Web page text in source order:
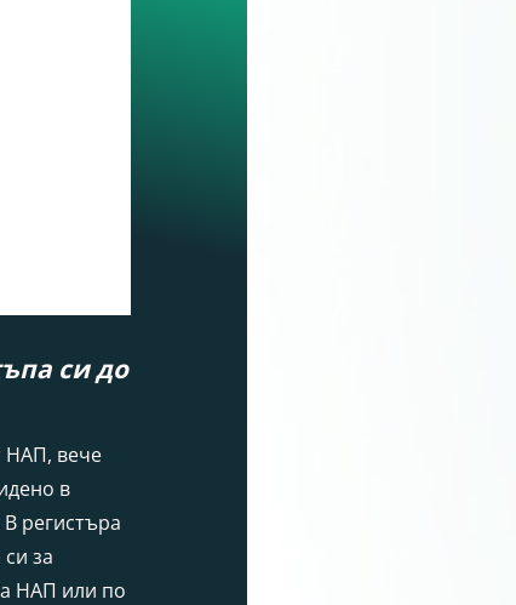
си до
НАП, вече
в
регистъра
за
НАП или по